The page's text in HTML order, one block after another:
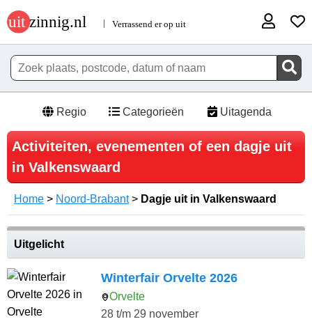
Regio Categorieën Uitagenda
Activiteiten, evenementen of een dagje uit
in Valkenswaard
Home > Noord-Brabant> Dagje uit in Valkenswaard
Uitgelicht
Winterfair Orvelte 2026
Orvelte
28 t/m 29 november